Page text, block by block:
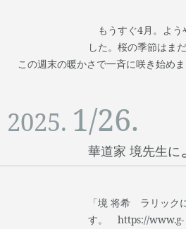
もうすぐ4月。よう
した。桜の季節はま
この週末の暖かさで一斉に咲き始め
2025. 1/26.
華道家 境先生に
「境 将希 ラリック
す。 https://www.g-